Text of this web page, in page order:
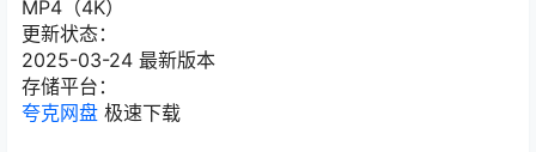
MP4（4K）
更新状态：
2025-03-24 最新版本
存储平台：
夸克网盘 极速下载